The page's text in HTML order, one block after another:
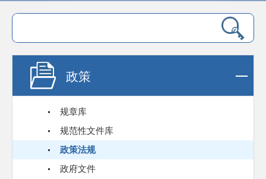
政策
规章库
规范性文件库
政策法规
政府文件